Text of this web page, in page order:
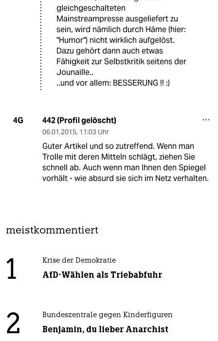
gleichgeschalteten
Mainstreampresse ausgeliefert zu
sein, wird nämlich durch Häme (hier:
"Humor") nicht wirklich aufgelöst.
Dazu gehört dann auch etwas
Fähigkeit zur Selbstkritik seitens der
Jounaille..
..und vor allem: BESSERUNG !! :)
4G 442 (Profil gelöscht)
06.01.2015, 11:03 Uhr
Guter Artikel und so zutreffend. Wenn man
Trolle mit deren Mitteln schlägt, ziehen Sie
schnell ab. Auch wenn man Ihnen den Spiegel
vorhält - wie absurd sie sich im Netz verhalten.
meistkommentiert
1 Krise der Demokratie
AfD-Wählen als Triebabfuhr
2 Bundeszentrale gegen Kinderfiguren
Benjamin, du lieber Anarchist